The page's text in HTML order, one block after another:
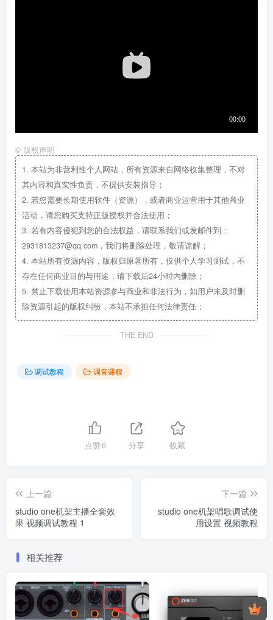
© 版权声明
1. 本站为非营利性个人网站，所有资源来自网络收集整理，不对
其内容和真实性负责，不提供安装指导；
2. 若您需要长期使用软件（资源），或者商业运营用于其他商业
活动，请您购买支持正版授权并合法使用；
3. 若有内容侵犯到您的合法权益，请联系我们或发邮件到：
2931813237@qq.com，我们将删除处理，敬请谅解；
4. 本站所有资源内容，版权归原著所有，仅供个人学习测试，不
存在任何商业目的与用途，请下载后24小时内删除；
5. 禁止下载使用本站资源参与商业和非法行为，如用户未及时删
除资源引起的版权纠纷，本站不承担任何法律责任；
THE END
调试教程 调音课程
点赞6 分享 收藏
上一篇
studio one机架主播全套效
果 视频调试教程 1
下一篇
studio one机架唱歌调试使
用设置 视频教程
相关推荐